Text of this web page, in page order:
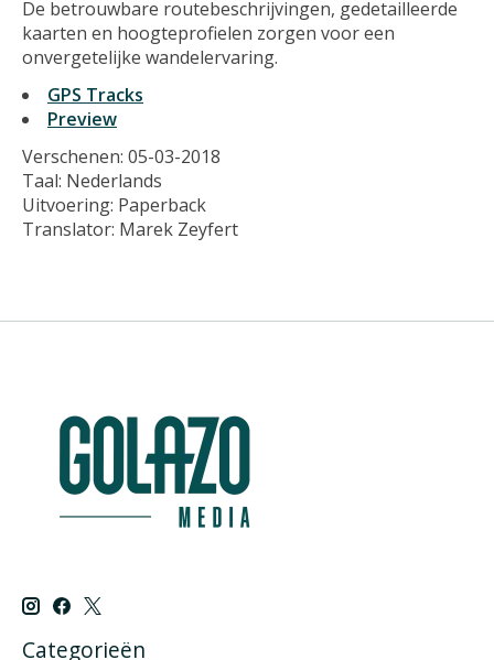
De betrouwbare routebeschrijvingen, gedetailleerde
kaarten en hoogteprofielen zorgen voor een
onvergetelijke wandelervaring.
GPS Tracks
Preview
Verschenen: 05-03-2018
Taal: Nederlands
Uitvoering: Paperback
Translator: Marek Zeyfert
Categorieën